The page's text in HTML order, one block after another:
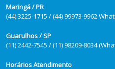
Maringá / PR
(44) 3225-1715 / (44) 99973-9962
Guarulhos / SP
(11) 2442-7545 / (11) 98209-8034
Horários Atendimento